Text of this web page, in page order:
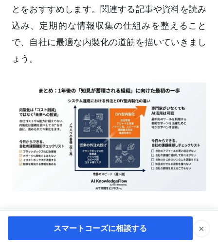
とをおすすめします。関連する記事や資料を読み
込み、定期的な情報収集の仕組みを整えること
で、自社に最適な内製化の道筋を描いていきまし
ょう。
AI 研修・AI 内製化はスマートコーズ
スマートコーズに相談する ×